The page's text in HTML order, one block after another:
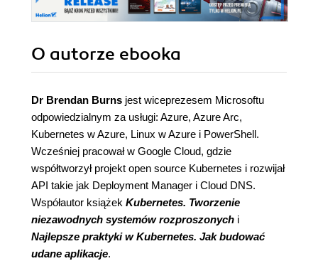
O autorze ebooka
Dr Brendan Burns jest wiceprezesem Microsoftu
odpowiedzialnym za usługi: Azure, Azure Arc,
Kubernetes w Azure, Linux w Azure i PowerShell.
Wcześniej pracował w Google Cloud, gdzie
współtworzył projekt open source Kubernetes i rozwijał
API takie jak Deployment Manager i Cloud DNS.
Współautor książek Kubernetes. Tworzenie
niezawodnych systemów rozproszonych i
Najlepsze praktyki w Kubernetes. Jak budować
udane aplikacje.